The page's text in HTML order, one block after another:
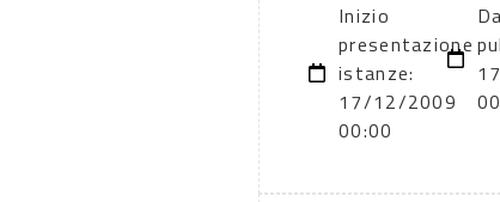
Inizio
presentazione
istanze:
17/12/2009
00:00